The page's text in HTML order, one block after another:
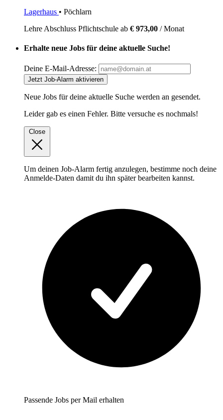
Lagerhaus • Pöchlarn
Lehre Abschluss Pflichtschule ab € 973,00 / Monat
Erhalte neue Jobs für deine aktuelle Suche!
Deine E-Mail-Adresse:
Jetzt Job-Alarm aktivieren
Neue Jobs für deine aktuelle Suche werden an gesendet.
Leider gab es einen Fehler. Bitte versuche es nochmals!
Close
Um deinen Job-Alarm fertig anzulegen, bestimme noch deine
Anmelde-Daten damit du ihn später bearbeiten kannst.
Passende Jobs per Mail erhalten